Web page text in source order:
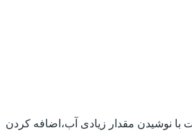
با نوشیدن مقدار زیادی آب،اضافه کردن